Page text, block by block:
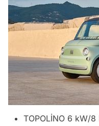
TOPOLİNO 6 kW/